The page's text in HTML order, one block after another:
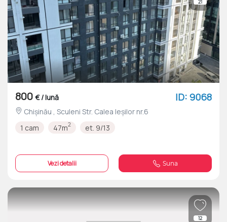
21
800 € / lună ID: 9068
Chișinău , Sculeni Str. Calea Ieșilor nr.6
1 cam
47m2 et. 9/13
Vezi detalii Suna
12